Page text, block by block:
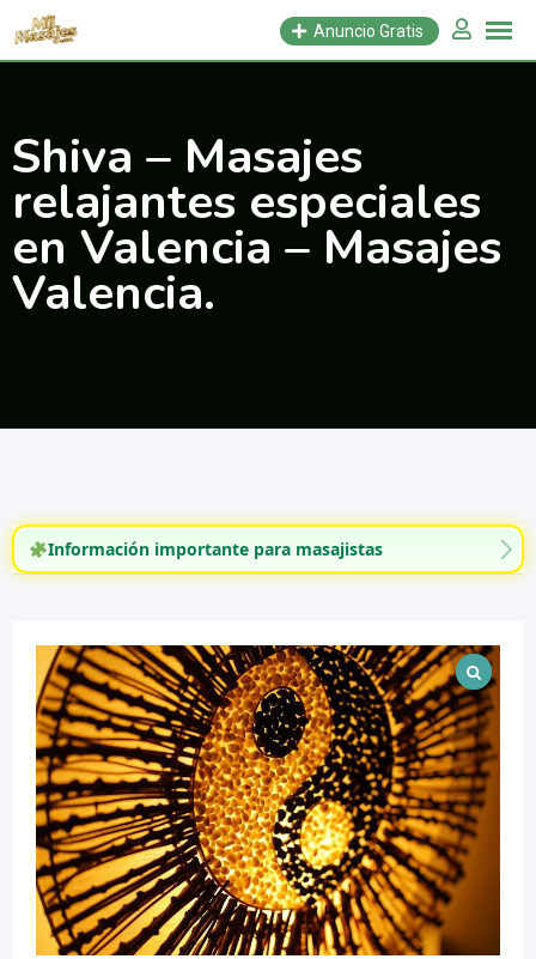
Saltar
Anuncio Gratis
Shiva – Masajes
relajantes especiales
en Valencia – Masajes
Valencia.
Información importante para masajistas